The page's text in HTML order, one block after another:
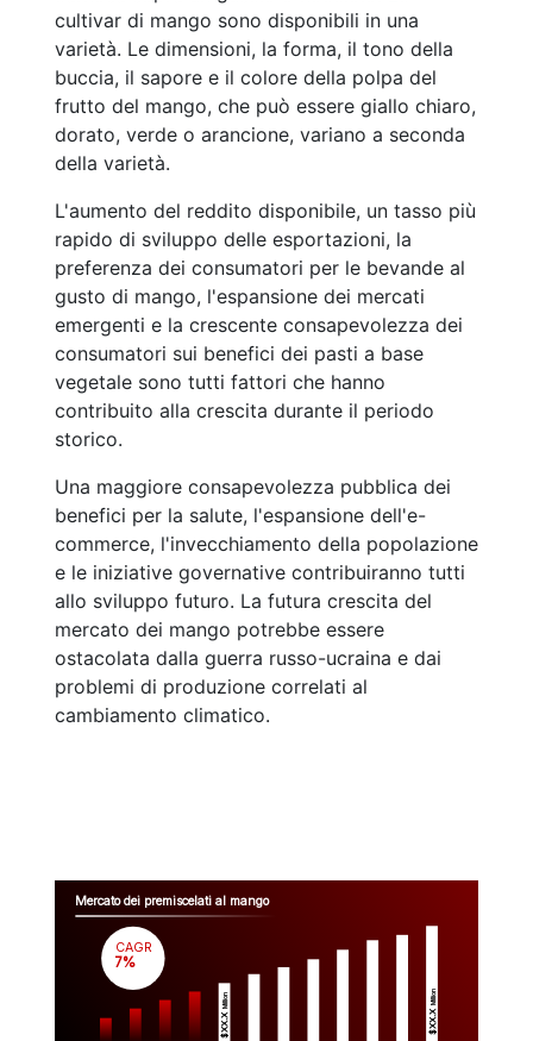
cultivar di mango sono disponibili in una
varietà. Le dimensioni, la forma, il tono della
buccia, il sapore e il colore della polpa del
frutto del mango, che può essere giallo chiaro,
dorato, verde o arancione, variano a seconda
della varietà.
L'aumento del reddito disponibile, un tasso più
rapido di sviluppo delle esportazioni, la
preferenza dei consumatori per le bevande al
gusto di mango, l'espansione dei mercati
emergenti e la crescente consapevolezza dei
consumatori sui benefici dei pasti a base
vegetale sono tutti fattori che hanno
contribuito alla crescita durante il periodo
storico.
Una maggiore consapevolezza pubblica dei
benefici per la salute, l'espansione dell'e-
commerce, l'invecchiamento della popolazione
e le iniziative governative contribuiranno tutti
allo sviluppo futuro. La futura crescita del
mercato dei mango potrebbe essere
ostacolata dalla guerra russo-ucraina e dai
problemi di produzione correlati al
cambiamento climatico.
Mercato dei premiscelati al mango
$XX.X
Million
$XX.X
Million
CAGR
7%